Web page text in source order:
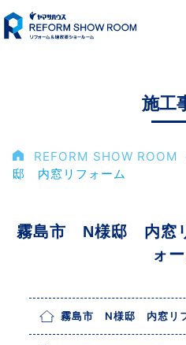
施工
REFORM SHOW ROOM
邸 内窓リフォーム
霧島市 N様邸 内窓
ォ
霧島市 N様邸 内窓リ